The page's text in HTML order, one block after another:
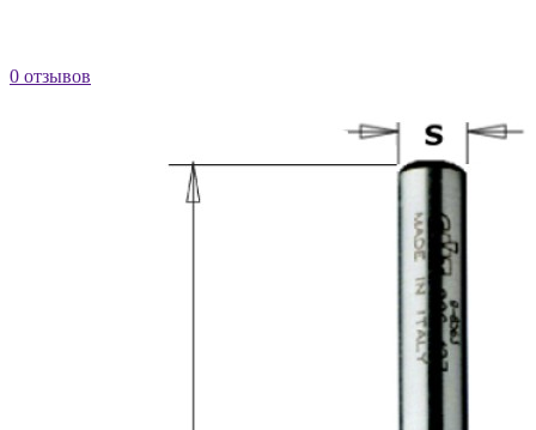
0 отзывов